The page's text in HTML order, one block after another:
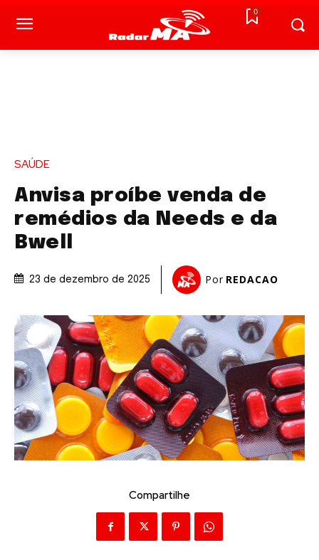
0
SAÚDE
Anvisa proíbe venda de
remédios da Needs e da
Bwell
23 de dezembro de 2025 Por REDACAO
Compartilhe